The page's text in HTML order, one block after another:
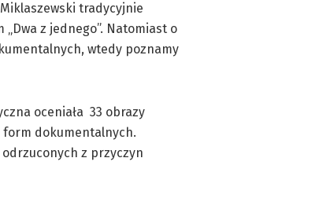
tradycyjnie
z jednego”. Natomiast o
wtedy poznamy
oceniała 33 obrazy
form dokumentalnych.
odrzuconych z przyczyn